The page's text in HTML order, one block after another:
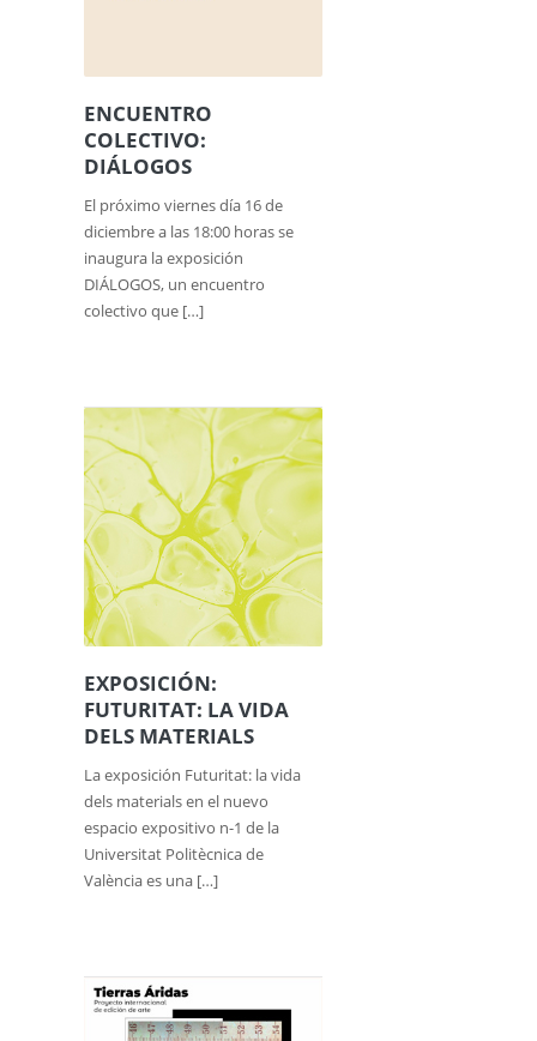
ENCUENTRO
COLECTIVO:
DIÁLOGOS
El próximo viernes día 16 de
diciembre a las 18:00 horas se
inaugura la exposición
DIÁLOGOS, un encuentro
colectivo que […]
EXPOSICIÓN:
FUTURITAT: LA VIDA
DELS MATERIALS
La exposición Futuritat: la vida
dels materials en el nuevo
espacio expositivo n-1 de la
Universitat Politècnica de
València es una […]